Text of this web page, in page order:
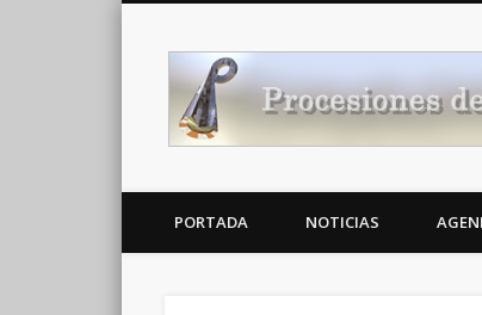
Noticias Cofrades
PORTADA NOTICIAS